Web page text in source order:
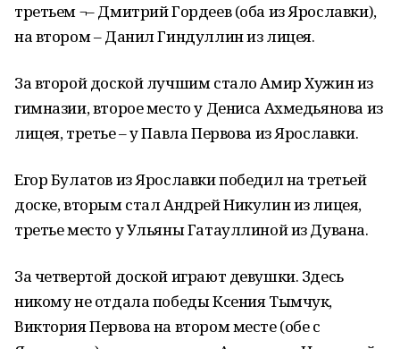
третьем ¬– Дмитрий Гордеев (оба из Ярославки),
на втором – Данил Гиндуллин из лицея.
За второй доской лучшим стало Амир Хужин из
гимназии, второе место у Дениса Ахмедьянова из
лицея, третье – у Павла Первова из Ярославки.
Егор Булатов из Ярославки победил на третьей
доске, вторым стал Андрей Никулин из лицея,
третье место у Ульяны Гатауллиной из Дувана.
За четвертой доской играют девушки. Здесь
никому не отдала победы Ксения Тымчук,
Виктория Первова на втором месте (обе с